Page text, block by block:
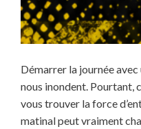
Démarrer la journée
nous inondent. Pourtant,
vous trouver la force
matinal peut vraiment